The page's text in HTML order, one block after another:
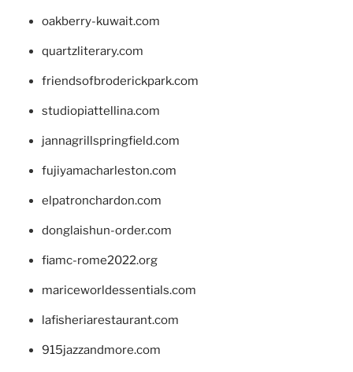
oakberry-kuwait.com
quartzliterary.com
friendsofbroderickpark.com
studiopiattellina.com
jannagrillspringfield.com
fujiyamacharleston.com
elpatronchardon.com
donglaishun-order.com
fiamc-rome2022.org
mariceworldessentials.com
lafisheriarestaurant.com
915jazzandmore.com